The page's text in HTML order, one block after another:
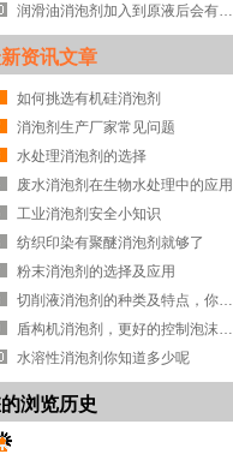
润滑油消泡剂加入到原液后会有什么优点
资讯文章
如何挑选有机硅消泡剂
消泡剂生产厂家常见问题
水处理消泡剂的选择
废水消泡剂在生物水处理中的应用
工业消泡剂安全小知识
纺织印染有聚醚消泡剂就够了
粉末消泡剂的选择及应用
切削液消泡剂的种类及特点，你知道吗？
盾构机消泡剂，更好的控制泡沫系统
水溶性消泡剂你知道多少呢
浏览历史